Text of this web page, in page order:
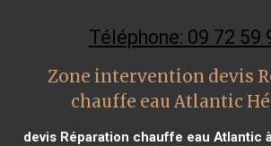
Téléphone: 09 72 59
Zone intervention devis
chauffe eau Atlantic
devis Réparation chauffe eau Atlantic